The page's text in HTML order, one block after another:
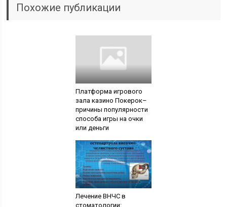
Похожие публикации
Платформа игрового
зала казино Покерок–
причины популярности
способа игры на очки
или деньги
Лечение ВНЧС в
стоматологии: